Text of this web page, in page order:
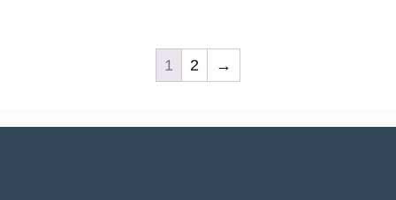
1 2 →